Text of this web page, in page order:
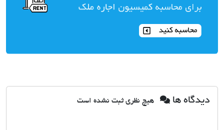
دیدگاه ها هیچ نظری ثبت نشده است